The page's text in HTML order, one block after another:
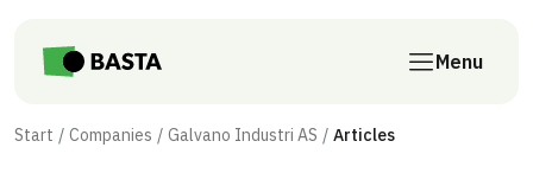
Menu
Start Companies Galvano Industri AS Articles